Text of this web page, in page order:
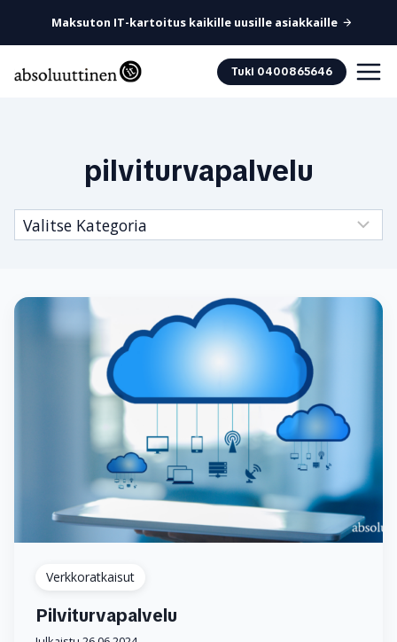
Maksuton IT-kartoitus kaikille uusille asiakkaille
sisältöön
Tuki 0400865646
pilviturvapalvelu
Kategoriat
Verkkoratkaisut
Pilviturvapalvelu